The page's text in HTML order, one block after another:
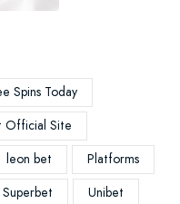
Spins Today
Official Site
leon bet
Platforms
Superbet
Unibet